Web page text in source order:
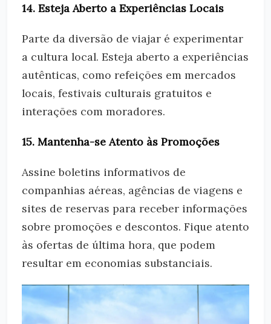
14. Esteja Aberto a Experiências Locais
Parte da diversão de viajar é experimentar
a cultura local. Esteja aberto a experiências
autênticas, como refeições em mercados
locais, festivais culturais gratuitos e
interações com moradores.
15. Mantenha-se Atento às Promoções
Assine boletins informativos de
companhias aéreas, agências de viagens e
sites de reservas para receber informações
sobre promoções e descontos. Fique atento
às ofertas de última hora, que podem
resultar em economias substanciais.